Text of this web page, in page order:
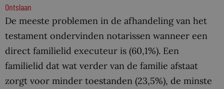
Ontslaan
De meeste problemen in de afhandeling van het
testament ondervinden notarissen wanneer een
direct familielid executeur is (60,1%). Een
familielid dat wat verder van de familie afstaat
zorgt voor minder toestanden (23,5%), de minste